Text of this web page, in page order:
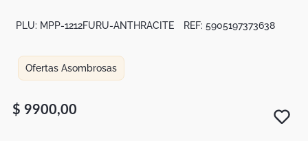
PLU: MPP-1212FURU-ANTHRACITE REF: 5905197373638
Ofertas Asombrosas
$ 9900,00